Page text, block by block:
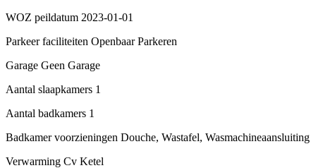
WOZ peildatum 2023-01-01
Parkeer faciliteiten Openbaar Parkeren
Garage Geen Garage
Aantal slaapkamers 1
Aantal badkamers 1
Badkamer voorzieningen Douche, Wastafel, Wasmachineaansluiting
Verwarming Cv Ketel